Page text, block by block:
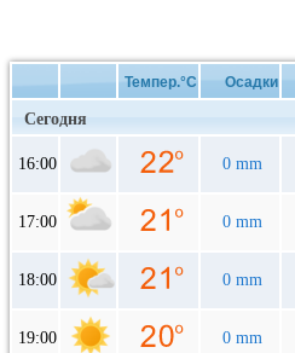
Темпер.°C Осадки
Сегодня
16:00 0 mm
17:00 0 mm
18:00 0 mm
19:00 0 mm